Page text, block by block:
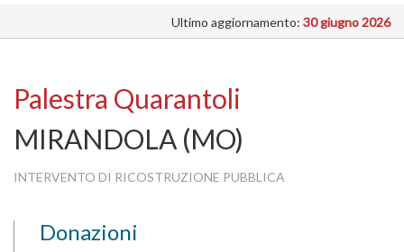
INTERVENTI
SI
Ultimo aggiornamento: 30 giugno 2026
Palestra Quarantoli
MIRANDOLA (MO)
INTERVENTO DI RICOSTRUZIONE PUBBLICA
Donazioni